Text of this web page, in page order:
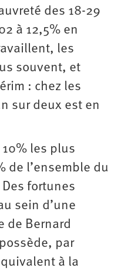
des 18-29
à 12,5% en
les
souvent, et
: chez les
sur deux est en
les plus
de l’ensemble du
fortunes
sein d’une
de Bernard
par
à la